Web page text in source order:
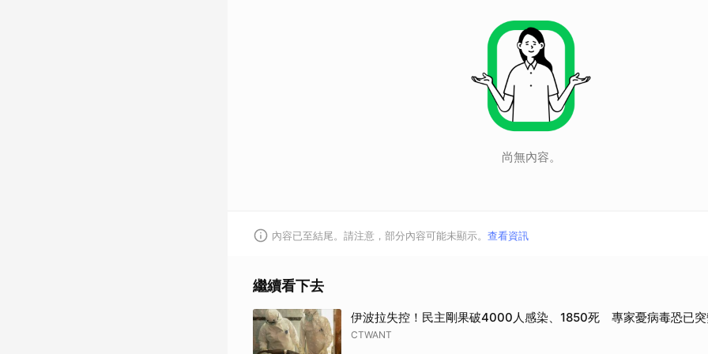
尚無內容。
內容已至結尾。請注意，部分內容可能未顯示。 查看資訊
繼續看下去
伊波拉失控！民主剛果破4000人感染、1850死 專家憂病毒恐已
CTWANT